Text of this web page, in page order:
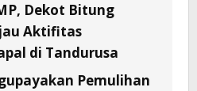
Dekot Bitung
Aktifitas
di Tandurusa
Pemulihan